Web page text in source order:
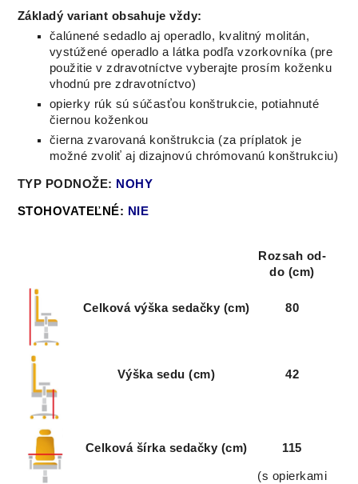
Základý variant obsahuje vždy:
čalúnené sedadlo aj operadlo, kvalitný molitán,
vystúžené operadlo a látka podľa vzorkovníka (pre
použitie v zdravotníctve vyberajte prosím koženku
vhodnú pre zdravotníctvo)
opierky rúk sú súčasťou konštrukcie, potiahnuté
čiernou koženkou
čierna zvarovaná konštrukcia (za príplatok je
možné zvoliť aj dizajnovú chrómovanú konštrukciu)
TYP PODNOŽE: NOHY
STOHOVATEĽNÉ: NIE
Rozsah od-
do (cm)
Celková výška sedačky (cm) 80
Výška sedu (cm) 42
Celková šírka sedačky (cm) 115
(s opierkami